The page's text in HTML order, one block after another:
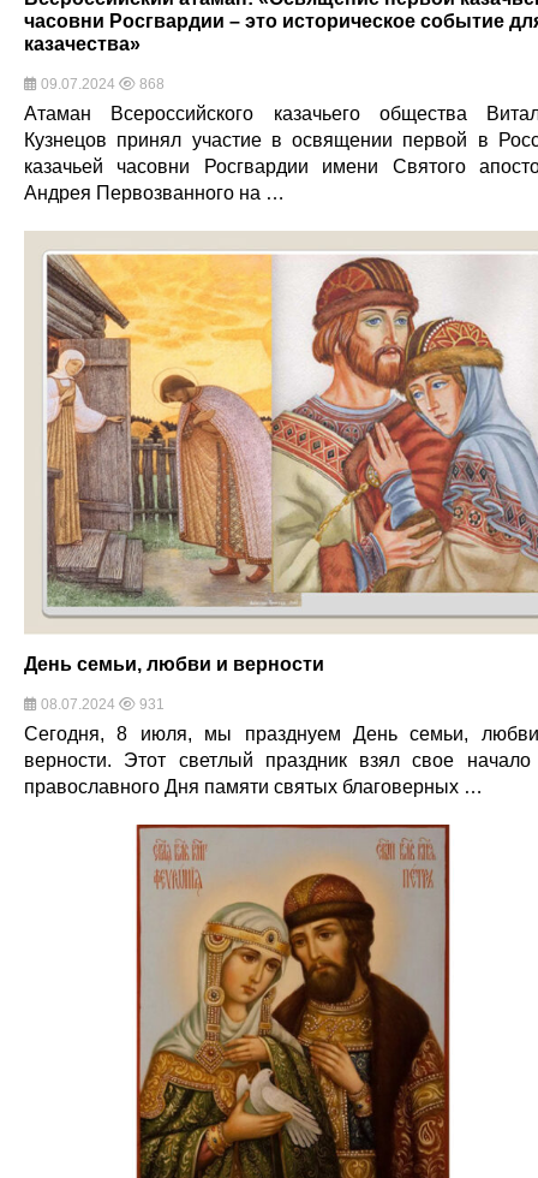
часовни Росгвардии – это историческое событие
казачества»
09.07.2024 868
Атаман Всероссийского казачьего общества
Кузнецов принял участие в освящении первой в
казачьей часовни Росгвардии имени Святого
Андрея Первозванного на …
День семьи, любви и верности
08.07.2024 931
Сегодня, 8 июля, мы празднуем День семьи,
верности. Этот светлый праздник взял свое начало
православного Дня памяти святых благоверных …